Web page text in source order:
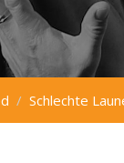
Schlechte